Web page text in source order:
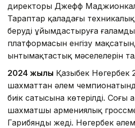
директоры Джефф
Тараптар қаладағы техникалық
беруді ұйымдастыруға
платформасын енгізу
ынтымақтастық мәселелерін
2024 жылы Қазыбек Нөгербек
шахматтан әлем чемпионатында
биік сатысына көтерілді.
шахматшы армениялық
Гарибянды жеңді. Нөгербек